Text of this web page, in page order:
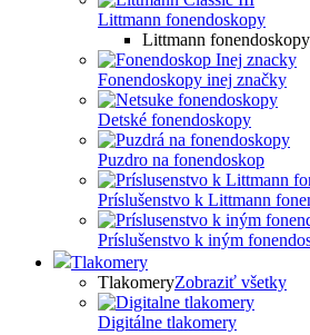
Littmann fonendoskopy
Littmann fonendoskopy
Fonendoskopy inej značky
Detské fonendoskopy
Puzdro na fonendoskop
Príslušenstvo k Littmann
Príslušenstvo k iným
Tlakomery
TlakomeryZobraziť všetky
Digitálne tlakomery